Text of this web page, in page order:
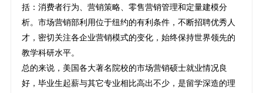
括：消费者行为、营销策略、零售营销管理和定量建模分
析。市场营销部利用位于纽约的有利条件，不断招聘优秀人
才，密切关注各企业营销模式的变化，始终保持世界领先的
教学科研水平。
总的来说，美国各大著名院校的市场营销硕士就业情况良
好，毕业生起薪与其它专业相比高出不少，是留学深造的理